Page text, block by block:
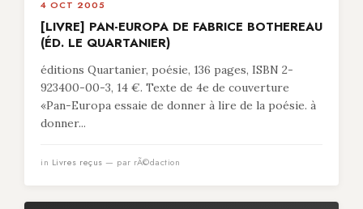
4 OCT 2005
[LIVRE] PAN-EUROPA DE FABRICE BOTHEREAU
(ÉD. LE QUARTANIER)
éditions Quartanier, poésie, 136 pages, ISBN 2-
923400-00-3, 14 €. Texte de 4e de couverture
«Pan-Europa essaie de donner à lire de la poésie. à
donner...
in Livres reçus — par rÃ©daction